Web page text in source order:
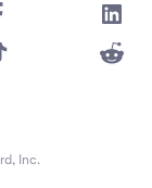
Inc.